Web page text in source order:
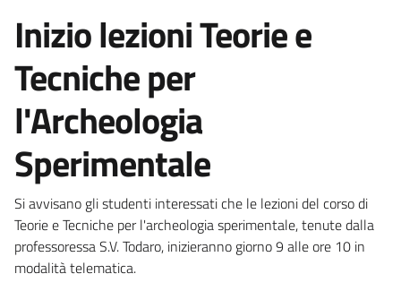
Inizio lezioni Teorie e
Tecniche per
l'Archeologia
Sperimentale
Si avvisano gli studenti interessati che le lezioni del corso di
Teorie e Tecniche per l'archeologia sperimentale, tenute dalla
professoressa S.V. Todaro, inizieranno giorno 9 alle ore 10 in
modalità telematica.